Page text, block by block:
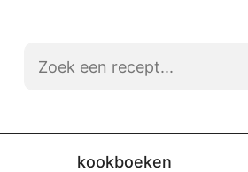
kookboeken